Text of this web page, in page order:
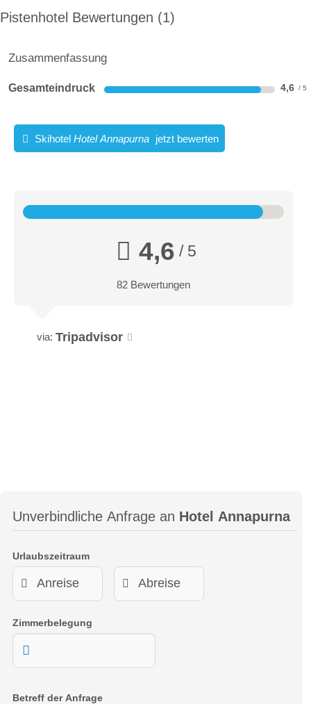
Pistenhotel Bewertungen 1
Zusammenfassung
Gesamteindruck 4,6
Skihotel Hotel Annapurna jetzt bewerten
4,6 / 5
82 Bewertungen
via: Tripadvisor
Unverbindliche Anfrage an Hotel Annapurna
Urlaubszeitraum
Zimmerbelegung
Betreff der Anfrage